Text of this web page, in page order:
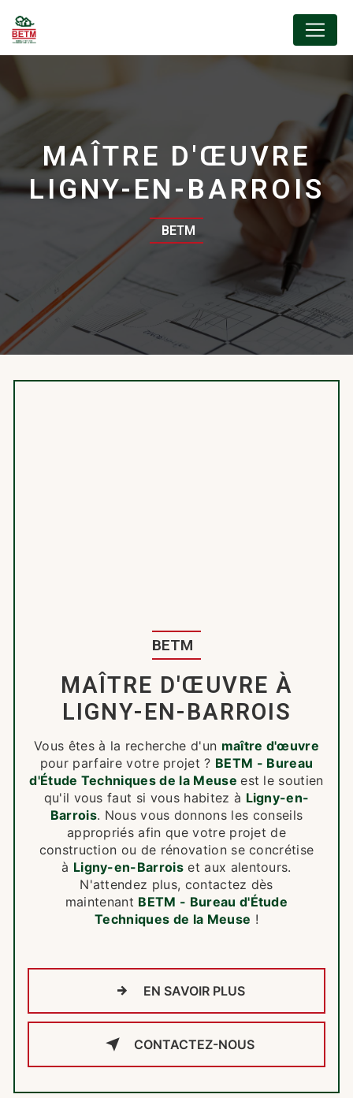
MAÎTRE D'ŒUVRE
LIGNY-EN-BARROIS
BETM
BETM
MAÎTRE D'ŒUVRE À
LIGNY-EN-BARROIS
Vous êtes à la recherche d'un maître d'œuvre
pour parfaire votre projet ? BETM - Bureau
d'Étude Techniques de la Meuseest le soutien
qu'il vous faut si vous habitez à Ligny-en-
Barrois. Nous vous donnons les conseils
appropriés afin que votre projet de
construction ou de rénovation se concrétise
à Ligny-en-Barrois et aux alentours.
N'attendez plus, contactez dès
maintenant BETM - Bureau d'Étude
Techniques de la Meuse !
EN SAVOIR PLUS
CONTACTEZ-NOUS